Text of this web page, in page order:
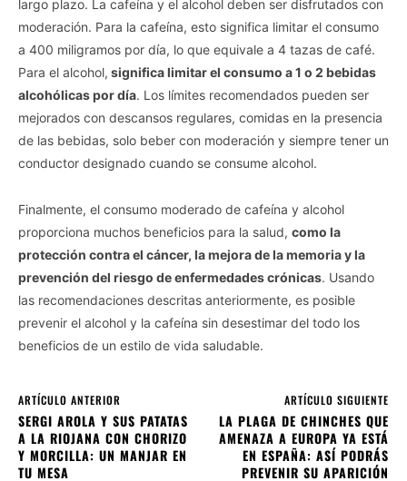
largo plazo. La cafeína y el alcohol deben ser disfrutados con
moderación. Para la cafeína, esto significa limitar el consumo
a 400 miligramos por día, lo que equivale a 4 tazas de café.
Para el alcohol, significa limitar el consumo a 1 o 2 bebidas
alcohólicas por día. Los límites recomendados pueden ser
mejorados con descansos regulares, comidas en la presencia
de las bebidas, solo beber con moderación y siempre tener un
conductor designado cuando se consume alcohol.
Finalmente, el consumo moderado de cafeína y alcohol
proporciona muchos beneficios para la salud, como la
protección contra el cáncer, la mejora de la memoria y la
prevención del riesgo de enfermedades crónicas. Usando
las recomendaciones descritas anteriormente, es posible
prevenir el alcohol y la cafeína sin desestimar del todo los
beneficios de un estilo de vida saludable.
ARTÍCULO ANTERIOR
SERGI AROLA Y SUS PATATAS
A LA RIOJANA CON CHORIZO
Y MORCILLA: UN MANJAR EN
TU MESA
ARTÍCULO SIGUIENTE
LA PLAGA DE CHINCHES QUE
AMENAZA A EUROPA YA ESTÁ
EN ESPAÑA: ASÍ PODRÁS
PREVENIR SU APARICIÓN